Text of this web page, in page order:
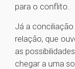
para o conflito.
Já a
relação, que
as
chegar a uma